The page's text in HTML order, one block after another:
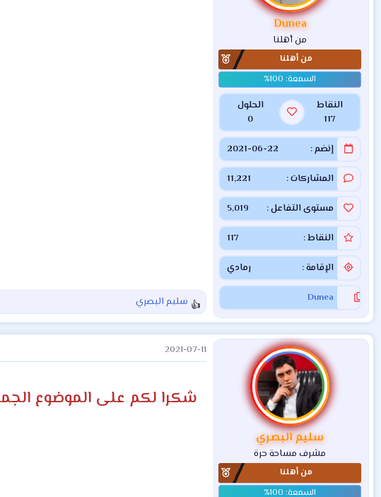
Dunea
من أهلنا
من أهلنا
النقاط
117
الحلول
0
إنضم 2021-06-22
المشاركات 11,221
مستوى التفاعل 5,019
النقاط 117
الإقامة رمادي
Dunea
ا
ل
ت
ف
ا
سليم البصري
سليم البصري
مشرف مساحة حرة
من أهلنا
2021-07-11
شكرا لكم على الموضوع